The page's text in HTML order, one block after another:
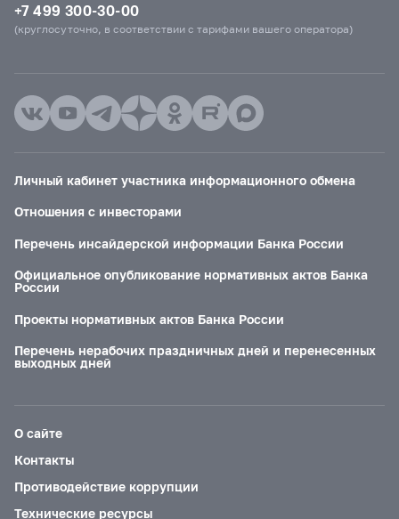
+7 499 300-30-00
(круглосуточно, в соответствии с тарифами вашего оператора)
Личный кабинет участника информационного обмена
Отношения с инвесторами
Перечень инсайдерской информации Банка России
Официальное опубликование нормативных актов Банка
России
Проекты нормативных актов Банка России
Перечень нерабочих праздничных дней и перенесенных
выходных дней
О сайте
Контакты
Противодействие коррупции
Технические ресурсы